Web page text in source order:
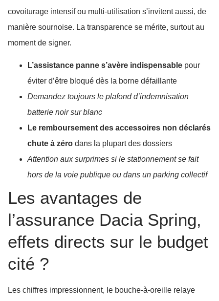
covoiturage intensif ou multi-utilisation s’invitent aussi, de
manière sournoise. La transparence se mérite, surtout au
moment de signer.
L’assistance panne s’avère indispensable pour
éviter d’être bloqué dès la borne défaillante
Demandez toujours le plafond d’indemnisation
batterie noir sur blanc
Le remboursement des accessoires non déclarés
chute à zéro dans la plupart des dossiers
Attention aux surprimes si le stationnement se fait
hors de la voie publique ou dans un parking collectif
Les avantages de
l’assurance Dacia Spring,
effets directs sur le budget
cité ?
Les chiffres impressionnent, le bouche-à-oreille relaye